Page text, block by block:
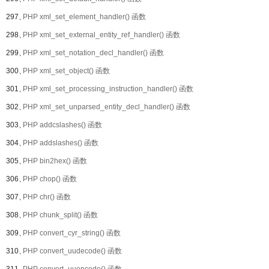
297、PHP xml_set_element_handler() 函数
298、PHP xml_set_external_entity_ref_handler() 函数
299、PHP xml_set_notation_decl_handler() 函数
300、PHP xml_set_object() 函数
301、PHP xml_set_processing_instruction_handler() 函数
302、PHP xml_set_unparsed_entity_decl_handler() 函数
303、PHP addcslashes() 函数
304、PHP addslashes() 函数
305、PHP bin2hex() 函数
306、PHP chop() 函数
307、PHP chr() 函数
308、PHP chunk_split() 函数
309、PHP convert_cyr_string() 函数
310、PHP convert_uudecode() 函数